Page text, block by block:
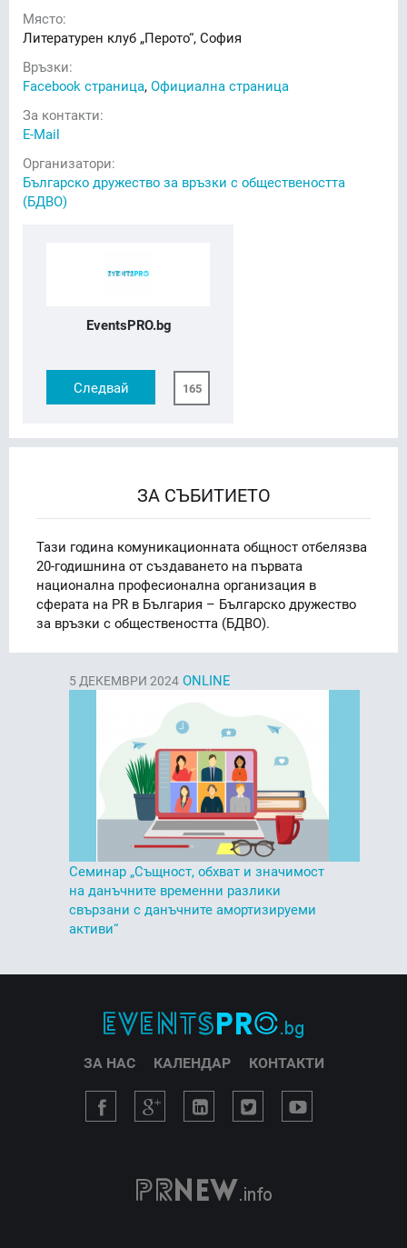
Място:
Литературен клуб „Перото“, София
Връзки:
Facebook страница, Официална страница
За контакти:
E-Mail
Организатори:
Българско дружество за връзки с обществеността
(БДВО)
EventsPRO.bg
Следвай 165
ЗА СЪБИТИЕТО
Тази година комуникационната общност отбелязва
20-годишнина от създаването на първата
национална професионална организация в
сферата на PR в България – Българско дружество
за връзки с обществеността (БДВО).
5 ДЕКЕМВРИ 2024 ONLINE
Семинар „Същност, обхват и значимост
на данъчните временни разлики
свързани с данъчните амортизируеми
активи“
ЗА НАС КАЛЕНДАР КОНТАКТИ